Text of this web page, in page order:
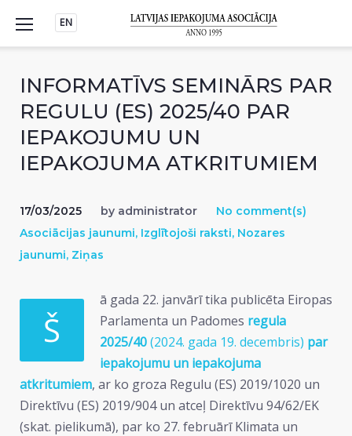
content
EN
INFORMATĪVS SEMINĀRS PAR
REGULU (ES) 2025/40 PAR
IEPAKOJUMU UN
IEPAKOJUMA ATKRITUMIEM
17/03/2025 by administrator
No comment(s)
Asociācijas jaunumi, Izglītojoši raksti, Nozares
jaunumi, Ziņas
Š
ā gada 22. janvārī tika publicēta Eiropas
Parlamenta un Padomes regula
2025/40(2024. gada 19. decembris) par
iepakojumu un iepakojuma
atkritumiem, ar ko groza Regulu (ES) 2019/1020 un
Direktīvu (ES) 2019/904 un atceļ Direktīvu 94/62/EK
(skat. pielikumā), par ko 27. februārī Klimata un